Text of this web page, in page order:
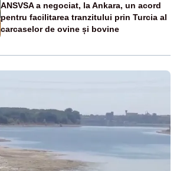
ANSVSA a negociat, la Ankara, un acord
pentru facilitarea tranzitului prin Turcia al
carcaselor de ovine și bovine